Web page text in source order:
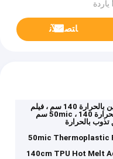
ﺎﺘﺼﻟ ﺍﻶﻧ
فيلم بولي يوريثين بالحرارة 140 سم ، فيلم
بولي يوريثين بالحرارة 50mic ، 140 سم
50mic Thermoplastic
140cm TPU Hot Melt